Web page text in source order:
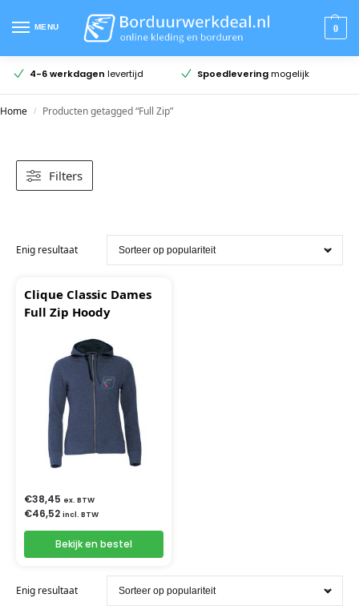
MENU 0
4-6 werkdagen levertijd Spoedleveringmogelijk
Home / Producten getagged “Full Zip”
Filters
Enig resultaat
Clique Classic Dames
Full Zip Hoody
€38,45 ex. BTW
€46,52 incl. BTW
Bekijk en bestel
Enig resultaat